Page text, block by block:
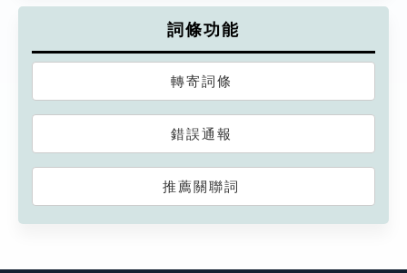
詞條功能
轉寄詞條
錯誤通報
推薦關聯詞